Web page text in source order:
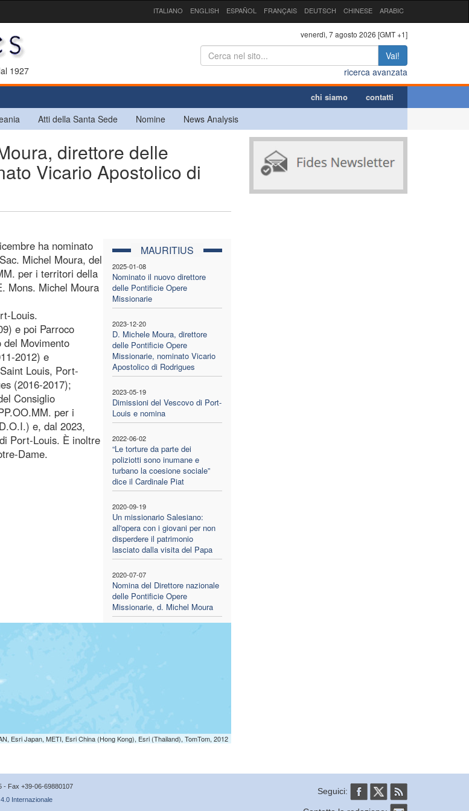
ITALIANO ENGLISH ESPAÑOL FRANÇAIS DEUTSCH CHINESE ARABIC
1927
venerdì, 7 agosto 2026 [GMT +1]
Vai!
ricerca avanzata
chi siamo contatti
Atti della Santa Sede Nomine News Analysis
direttore delle
Vicario Apostolico di
MAURITIUS
2025-01-08
Nominato il nuovo direttore
delle Pontificie Opere
Missionarie
2023-12-20
D. Michele Moura, direttore
delle Pontificie Opere
Missionarie, nominato Vicario
Apostolico di Rodrigues
2023-05-19
Dimissioni del Vescovo di Port-
Louis e nomina
2022-06-02
“Le torture da parte dei
poliziotti sono inumane e
turbano la coesione sociale”
dice il Cardinale Piat
2020-09-19
Un missionario Salesiano:
all'opera con i giovani per non
disperdere il patrimonio
lasciato dalla visita del Papa
2020-07-07
Nomina del Direttore nazionale
delle Pontificie Opere
Missionarie, d. Michel Moura
ha nominato
Michel Moura, del
per i territori della
Mons. Michel Moura
Louis.
e poi Parroco
del Movimento
2012) e
Louis, Port-
(2016-2017);
Consiglio
per i
e, dal 2023,
Port-Louis. È inoltre
Dame.
Esri Japan, METI, Esri China (Hong Kong), Esri (Thailand), TomTom, 2012
- Fax +39-06-69880107
Internazionale
Seguici: